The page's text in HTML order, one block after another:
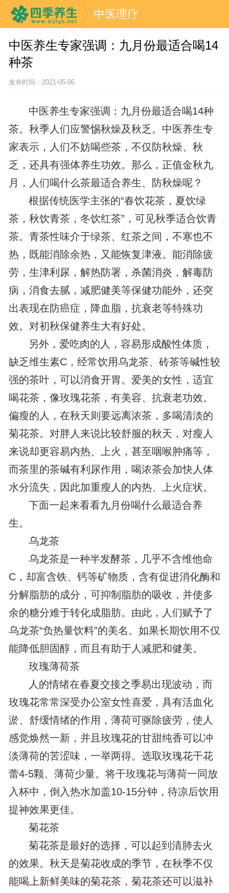
中医理疗
中医养生专家强调：九月份最适合喝14
种茶
发布时间：2021-05-06
中医养生专家强调：九月份最适合喝14种
茶。秋季人们应警惕秋燥及秋乏。中医养生专
家表示，人们不妨喝些茶，不仅防秋燥、秋
乏，还具有强体养生功效。那么，正值金秋九
月，人们喝什么茶最适合养生、防秋燥呢？
根据传统医学主张的“春饮花茶，夏饮绿
茶，秋饮青茶，冬饮红茶”，可见秋季适合饮青
茶。青茶性味介于绿茶、红茶之间，不寒也不
热，既能消除余热，又能恢复津液。能消除疲
劳，生津利尿，解热防署，杀菌消炎，解毒防
病，消食去腻，减肥健美等保健功能外，还突
出表现在防癌症，降血脂，抗衰老等特殊功
效。对初秋保健养生大有好处。
另外，爱吃肉的人，容易形成酸性体质，
缺乏维生素C，经常饮用乌龙茶、砖茶等碱性较
强的茶叶，可以消食开胃。爱美的女性，适宜
喝花茶，像玫瑰花茶，有美容、抗衰老功效。
偏瘦的人，在秋天则要远离浓茶，多喝清淡的
菊花茶。对胖人来说比较舒服的秋天，对瘦人
来说却更容易内热、上火，甚至咽喉肿痛等，
而茶里的茶碱有利尿作用，喝浓茶会加快人体
水分流失，因此加重瘦人的内热、上火症状。
下面一起来看看九月份喝什么最适合养
生。
乌龙茶
乌龙茶是一种半发酵茶，几乎不含维他命
C，却富含铁、钙等矿物质，含有促进消化酶和
分解脂肪的成分，可抑制脂肪的吸收，并使多
余的糖分难于转化成脂肪。由此，人们赋予了
乌龙茶“负热量饮料”的美名。如果长期饮用不仅
能降低胆固醇，而且有助于人减肥和健美。
玫瑰薄荷茶
人的情绪在春夏交接之季易出现波动，而
玫瑰花常常深受办公室女性喜爱，具有活血化
淤、舒缓情绪的作用，薄荷可驱除疲劳，使人
感觉焕然一新，并且玫瑰花的甘甜纯香可以冲
淡薄荷的苦涩味，一举两得。选取玫瑰花干花
蕾4-5颗、薄荷少量。将干玫瑰花与薄荷一同放
入杯中，倒入热水加盖10-15分钟，待凉后饮用
提神效果更佳。
菊花茶
菊花茶是最好的选择，可以起到清肺去火
的效果。秋天是菊花收成的季节，在秋季不仅
能喝上新鲜美味的菊花茶，菊花茶还可以滋补